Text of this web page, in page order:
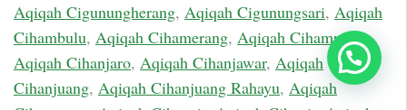
Aqiqah Cigunungherang, Aqiqah Cigunungsari, Aqiqah
Cihambulu, Aqiqah Cihamerang, Aqiqah Cihampelas,
Aqiqah Cihanjaro, Aqiqah Cihanjawar, Aqiqah
Cihanjuang, Aqiqah Cihanjuang Rahayu, Aqiqah
Chat Sekarang